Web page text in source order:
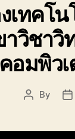
เทคโ
วิชาวิ
คอมพิวเ
Post
By